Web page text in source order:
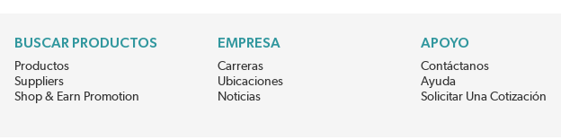
BUSCAR PRODUCTOS
Productos
Suppliers
Shop & Earn Promotion
EMPRESA
Carreras
Ubicaciones
Noticias
APOYO
Contáctanos
Ayuda
Solicitar Una Cotización